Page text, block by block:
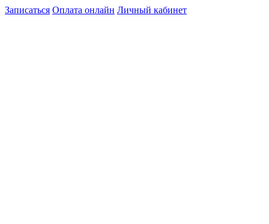
Записаться Оплата онлайн Личный кабинет